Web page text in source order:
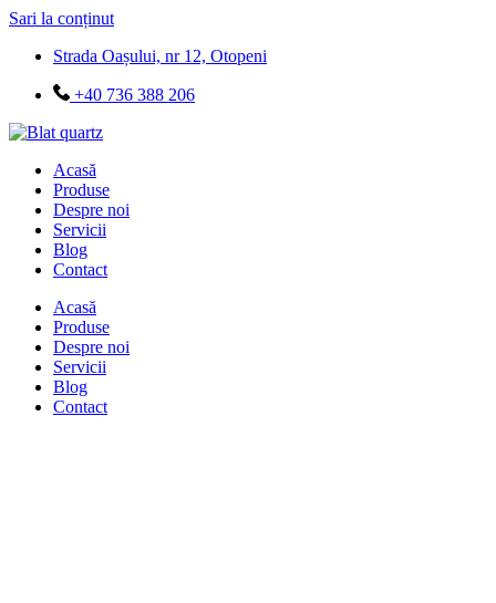
Sari la conținut
Strada Oașului, nr 12, Otopeni
+40 736 388 206
Acasă
Produse
Despre noi
Servicii
Blog
Contact
Acasă
Produse
Despre noi
Servicii
Blog
Contact